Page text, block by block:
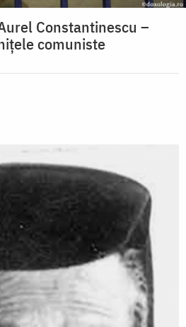
Constantinescu –
comuniste